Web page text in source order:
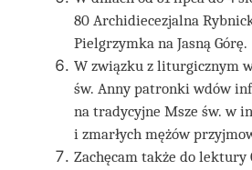
80 Archidiecezjalna
Pielgrzymka na Jasną Górę.
W związku z liturgicznym
św. Anny patronki wdów
na tradycyjne Msze św. w
i zmarłych mężów
Zachęcam także do lektury